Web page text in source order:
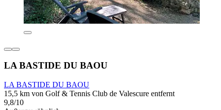
LA BASTIDE DU BAOU
LA BASTIDE DU BAOU
15,5 km von Golf & Tennis Club de Valescure entfernt
9,8/10